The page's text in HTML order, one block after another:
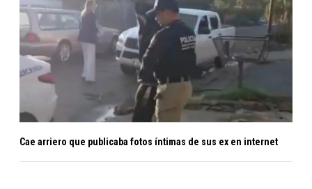
Cae arriero que publicaba fotos íntimas de sus ex en internet